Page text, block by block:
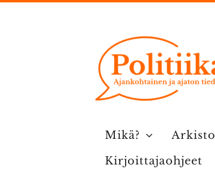
Mikä? Arkisto
Kirjoittajaohjeet